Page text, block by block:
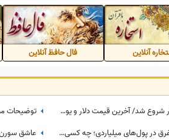
آنلاین فال حافظ آنلاین
روزی که با کاهش چشمگیر قیمت دلار شروع شد/ آخرین قیمت دلار و یورو امروز سه‌شنبه 30 تیر 1405
مردم با گرانی می‌جنگند، فوتبال ایران غرق در پول‌های میلیاردی؛ چه کسی پاسخگوست؟